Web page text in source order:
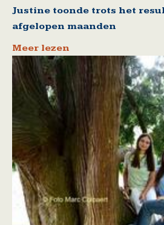
Justine toonde trots het
afgelopen maanden
Meer lezen